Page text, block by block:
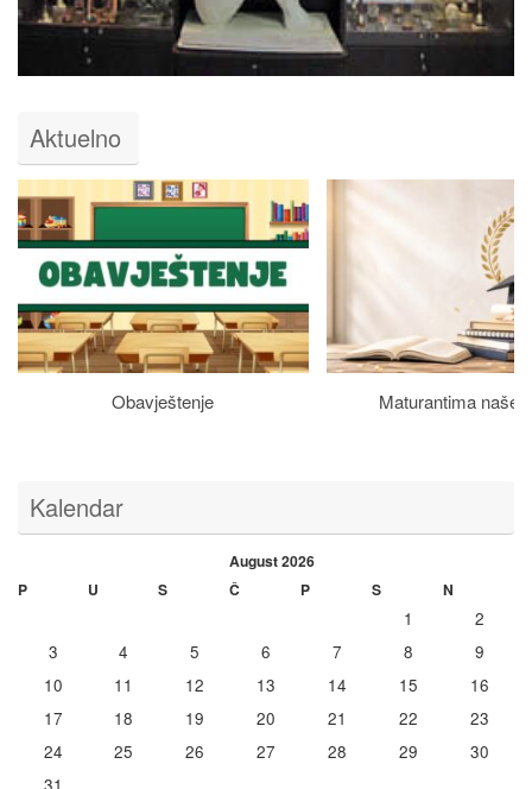
Aktuelno
Obavještenje Maturantima naše
Kalendar
August 2026
P
U S Č P S N
1
2
3
4 5 6 7 8
9
10
11 12 13 14 15
16
17
18 19 20 21 22
23
24
25 26 27 28 29
30